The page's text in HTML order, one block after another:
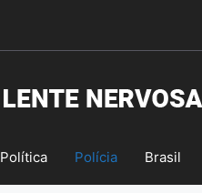
Política Polícia Brasil